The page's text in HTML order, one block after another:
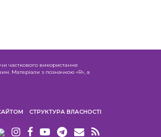
часткового використання
Матеріали з позначкою «R», а
СТРУКТУРА ВЛАСНОСТІ